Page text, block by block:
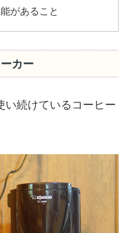
があること
カー
い続けているコーヒー